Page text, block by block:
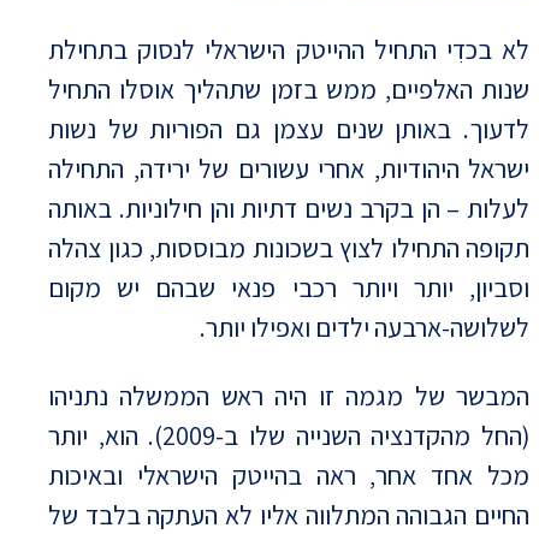
לא בכדִי התחיל ההייטק הישראלי לנסוק בתחילת
שנות האלפיים, ממש בזמן שתהליך אוסלו התחיל
לדעוך. באותן שנים עצמן גם הפוריות של נשות
ישראל היהודיות, אחרי עשורים של ירידה, התחילה
לעלות – הן בקרב נשים דתיות והן חילוניות. באותה
תקופה התחילו לצוץ בשכונות מבוססות, כגון צהלה
וסביון, יותר ויותר רכבי פנאי שבהם יש מקום
לשלושה-ארבעה ילדים ואפילו יותר.
המבשר של מגמה זו היה ראש הממשלה נתניהו
(החל מהקדנציה השנייה שלו ב-2009). הוא, יותר
מכל אחד אחר, ראה בהייטק הישראלי ובאיכות
החיים הגבוהה המתלווה אליו לא העתקה בלבד של